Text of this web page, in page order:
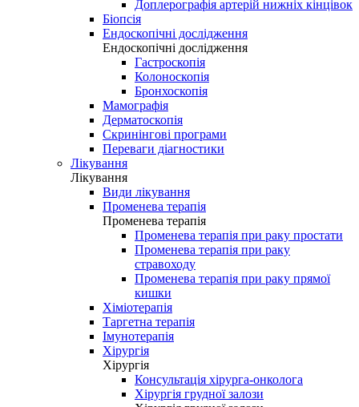
Доплерографія артерій нижніх кінцівок
Біопсія
Ендоскопічні дослідження
Ендоскопічні дослідження
Гастроскопія
Колоноскопія
Бронхоскопія
Мамографія
Дерматоскопія
Скринінгові програми
Переваги діагностики
Лікування
Лікування
Види лікування
Променева терапія
Променева терапія
Променева терапія при раку простати
Променева терапія при раку
стравоходу
Променева терапія при раку прямої
кишки
Хіміотерапія
Таргетна терапія
Імунотерапія
Хірургія
Хірургія
Консультація хірурга-онколога
Хірургія грудної залози